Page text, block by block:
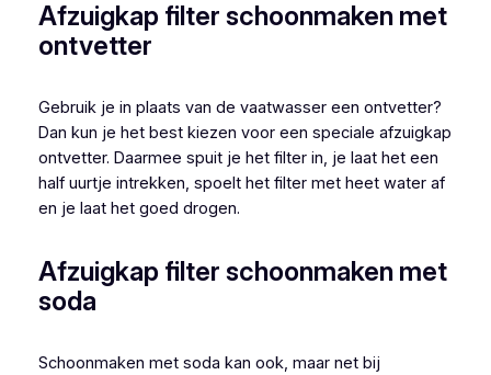
Afzuigkap filter schoonmaken met
ontvetter
Gebruik je in plaats van de vaatwasser een ontvetter?
Dan kun je het best kiezen voor een speciale afzuigkap
ontvetter. Daarmee spuit je het filter in, je laat het een
half uurtje intrekken, spoelt het filter met heet water af
en je laat het goed drogen.
Afzuigkap filter schoonmaken met
soda
Schoonmaken met soda kan ook, maar net bij